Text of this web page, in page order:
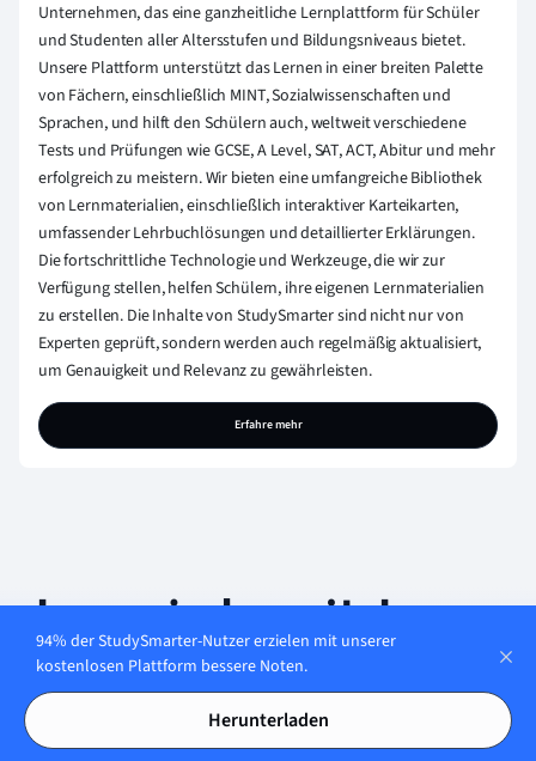
Unternehmen, das eine ganzheitliche Lernplattform für Schüler
und Studenten aller Altersstufen und Bildungsniveaus bietet.
Unsere Plattform unterstützt das Lernen in einer breiten Palette
von Fächern, einschließlich MINT, Sozialwissenschaften und
Sprachen, und hilft den Schülern auch, weltweit verschiedene
Tests und Prüfungen wie GCSE, A Level, SAT, ACT, Abitur und mehr
erfolgreich zu meistern. Wir bieten eine umfangreiche Bibliothek
von Lernmaterialien, einschließlich interaktiver Karteikarten,
umfassender Lehrbuchlösungen und detaillierter Erklärungen.
Die fortschrittliche Technologie und Werkzeuge, die wir zur
Verfügung stellen, helfen Schülern, ihre eigenen Lernmaterialien
zu erstellen. Die Inhalte von StudySmarter sind nicht nur von
Experten geprüft, sondern werden auch regelmäßig aktualisiert,
um Genauigkeit und Relevanz zu gewährleisten.
Erfahre mehr
Lerne jederzeit. Lerne
überall. Auf allen
Geräten.
94% der StudySmarter-Nutzer erzielen mit unserer
kostenlosen Plattform bessere Noten.
Herunterladen